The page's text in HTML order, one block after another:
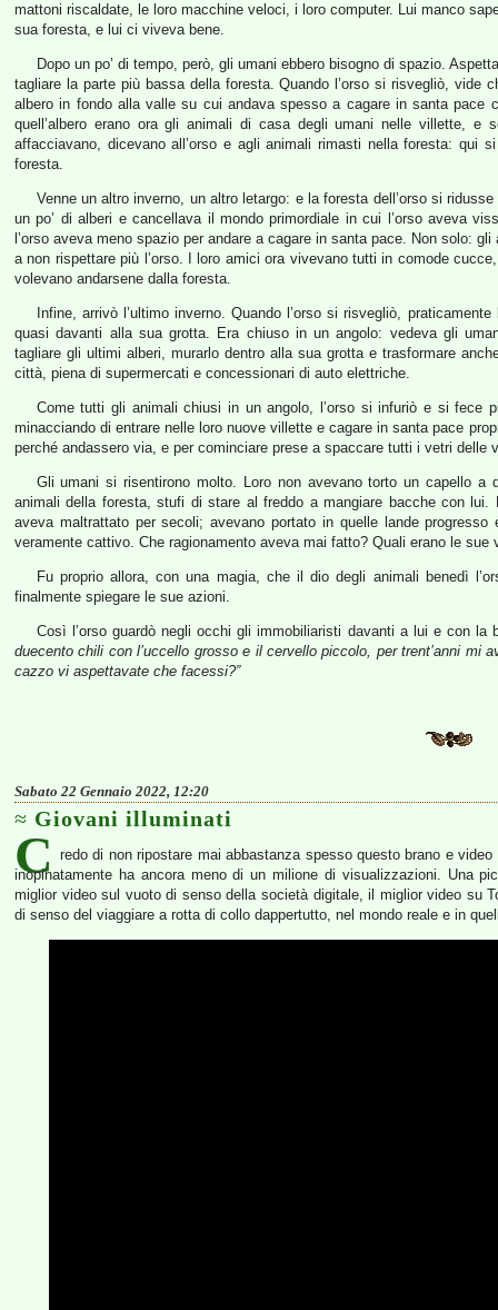
mattoni riscaldate, le loro macchine veloci, i loro computer. Lui manco
sua foresta, e lui ci viveva bene.
Dopo un po’ di tempo, però, gli umani ebbero bisogno di spazio.
tagliare la parte più bassa della foresta. Quando l’orso si risvegliò,
albero in fondo alla valle su cui andava spesso a cagare in santa pace
quell’albero erano ora gli animali di casa degli umani nelle villette, e
affacciavano, dicevano all’orso e agli animali rimasti nella foresta: qui
foresta.
Venne un altro inverno, un altro letargo: e la foresta dell’orso si
un po’ di alberi e cancellava il mondo primordiale in cui l’orso aveva
l’orso aveva meno spazio per andare a cagare in santa pace. Non solo:
a non rispettare più l’orso. I loro amici ora vivevano tutti in comode
volevano andarsene dalla foresta.
Infine, arrivò l’ultimo inverno. Quando l’orso si risvegliò,
quasi davanti alla sua grotta. Era chiuso in un angolo: vedeva gli
tagliare gli ultimi alberi, murarlo dentro alla sua grotta e trasformare
città, piena di supermercati e concessionari di auto elettriche.
Come tutti gli animali chiusi in un angolo, l’orso si infuriò e si fece
minacciando di entrare nelle loro nuove villette e cagare in santa pace
perché andassero via, e per cominciare prese a spaccare tutti i vetri delle
Gli umani si risentirono molto. Loro non avevano torto un capello a
animali della foresta, stufi di stare al freddo a mangiare bacche con lui.
aveva maltrattato per secoli; avevano portato in quelle lande
veramente cattivo. Che ragionamento aveva mai fatto? Quali erano le
Fu proprio allora, con una magia, che il dio degli animali benedì
finalmente spiegare le sue azioni.
Così l’orso guardò negli occhi gli immobiliaristi davanti a lui e con
duecento chili con l’uccello grosso e il cervello piccolo, per trent’anni
cazzo vi aspettavate che facessi?”
Sabato 22 Gennaio 2022, 12:20
Giovani illuminati
C
redo di non ripostare mai abbastanza spesso questo brano e
inopinatamente ha ancora meno di un milione di visualizzazioni. Una
miglior video sul vuoto di senso della società digitale, il miglior video su
di senso del viaggiare a rotta di collo dappertutto, nel mondo reale e in